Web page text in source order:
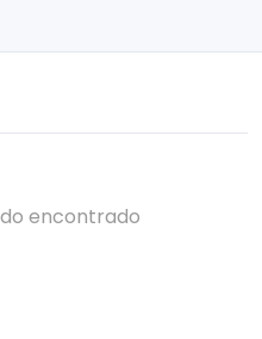
encontrado